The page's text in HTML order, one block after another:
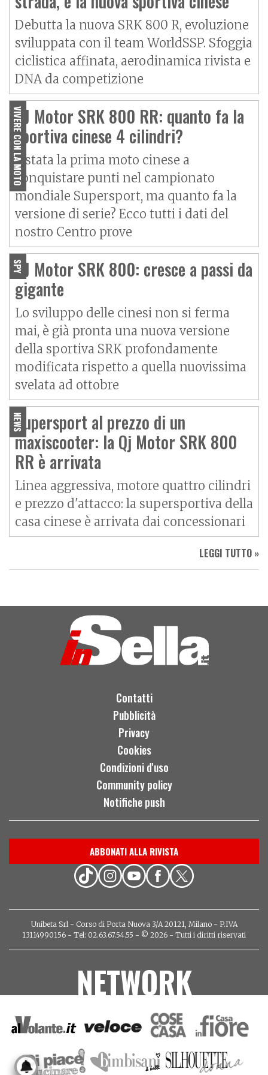
Debutta la nuova SRK 800 R, evoluzione
sviluppata con il team WorldSSP. Sfoggia
ciclistica affinata, aerodinamica rivista e
DNA da competizione
VIVERE CON LA MOTO
QJ Motor SRK 800 RR: quanto fa la
sportiva cinese 4 cilindri?
È stata la prima moto cinese a
conquistare punti nel campionato
mondiale Supersport, ma quanto fa la
versione di serie? Ecco tutti i dati del
nostro Centro prove
SPY
QJ Motor SRK 800: cresce a passi da
gigante
Lo sviluppo delle cinesi non si ferma
mai, è già pronta una nuova versione
della sportiva SRK profondamente
modificata rispetto a quella nuovissima
svelata ad ottobre
NEWS
Supersport al prezzo di un
maxiscooter: la Qj Motor SRK 800
RR è arrivata
Linea aggressiva, motore quattro cilindri
e prezzo d'attacco: la supersportiva della
casa cinese è arrivata dai concessionari
LEGGI TUTTO »
Contatti
Pubblicità
Privacy
Cookies
Condizioni d'uso
Community policy
Notifiche push
ABBONATI ALLA RIVISTA
Unibeta Srl - Corso di Porta Nuova 3/A 20121, Milano - P.IVA
13114990156 - Tel: 02.63.67.54.55 - © 2026 - Tutti i diritti riservati
NETWORK